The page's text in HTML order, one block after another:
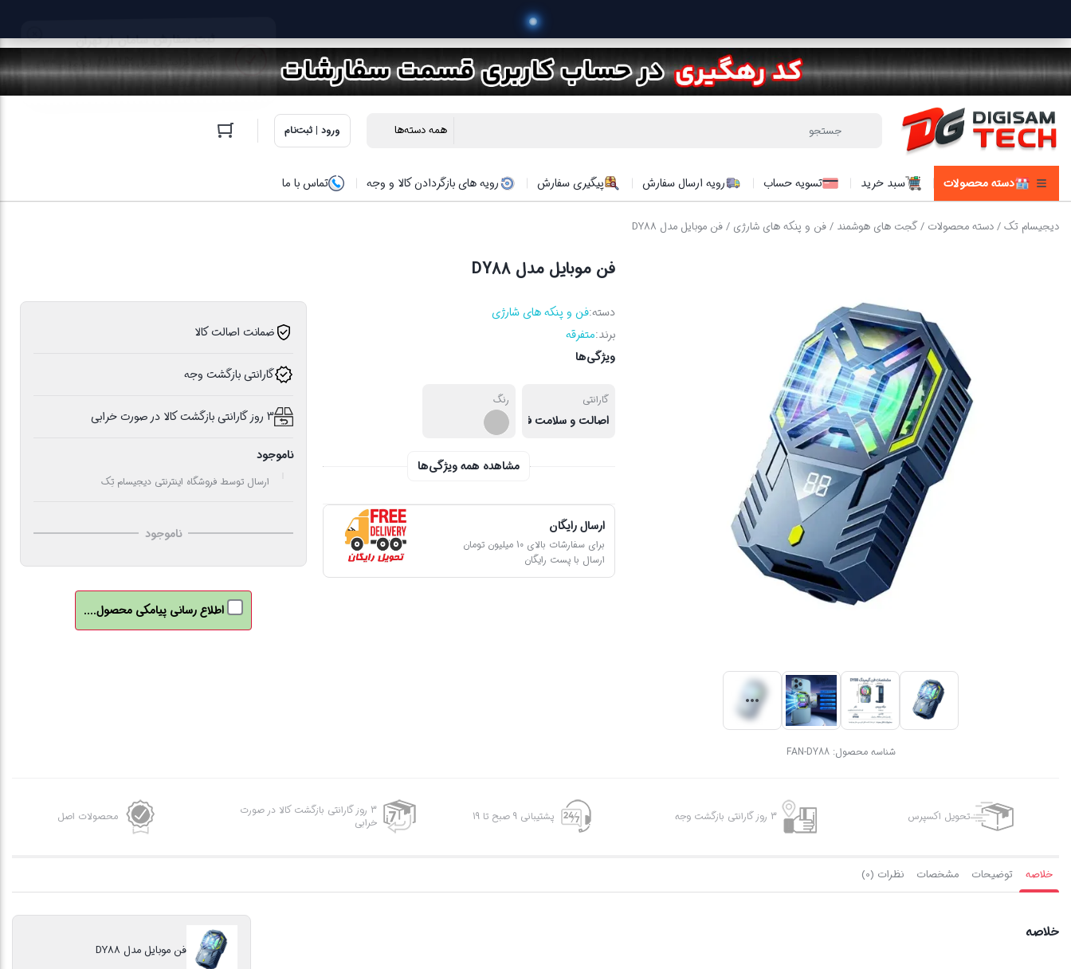
ورود | ثبت‌نام
دسته محصولات سبد خرید تسویه حساب رویه ارسال سفارش پیگیری سفارش رویه های بازگردادن کالا و وجه تماس با ما
دیجیسام تک/دسته محصولات /گجت های هوشمند /فن و پنکه های شارژی / فن موبایل مدل DY88
شناسه محصول:FAN-DY88
فن موبایل مدل DY88
دسته:فن و پنکه های شارژی
برند:متفرقه
ویژگی‌ها
گارانتی
اصالت و سلامت فیزیکی کالا
رنگ
مشاهده همه ویژگی‌ها
ارسال رایگان
برای سفارشات بالای 10 میلیون تومان
ارسال با پست رایگان
ضمانت اصالت کالا
گارانتی بازگشت وجه
3 روز گارانتی بازگشت کالا در صورت خرابی
ناموجود
ارسال توسط فروشگاه اینترنتی دیجیسام تِک
ناموجود
اطلاع رسانی پیامکی محصول....
تحویل اکسپرس 3 روز گارانتی بازگشت وجه پشتیبانی 9 صبح تا 19
3 روز گارانتی بازگشت کالا در صورت
خرابی
محصولات اصل
خلاصه توضیحات مشخصات نظرات (0)
خلاصه
فن موبایل مدل DY88
خرید محصولا